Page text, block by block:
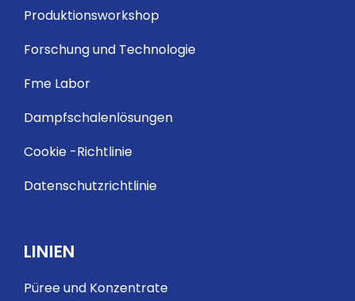
Produktionsworkshop
Forschung und Technologie
Fme Labor
Dampfschalenlösungen
Cookie -Richtlinie
Datenschutzrichtlinie
LINIEN
Püree und Konzentrate